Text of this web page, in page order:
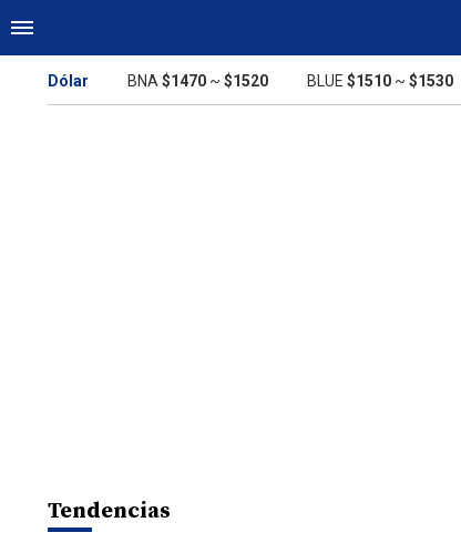
Dólar BNA $1470 ~ $1520 BLUE $1510 ~ $1530
Tendencias